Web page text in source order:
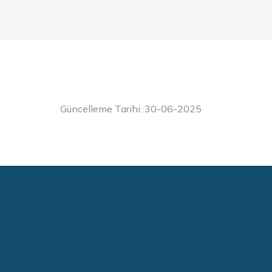
Güncelleme Tarihi :30-06-2025